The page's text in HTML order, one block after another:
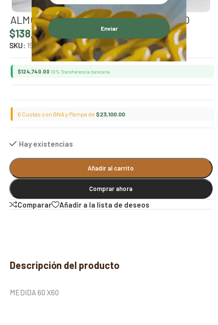
Alternative:
ALMOHADON PUNA CUADRADO NEGRO
$138,600.00
Hay existencias
SKU: 15933
$124,740.00 10% Transferencia bancaria
6 Cuotas con BNA y Pampa de $23,100.00
Hay existencias
Añadir al carrito
Comprar ahora
Alternative:
Comparar Añadir a la lista de deseos
Descripción del producto
MEDIDA 60 X60